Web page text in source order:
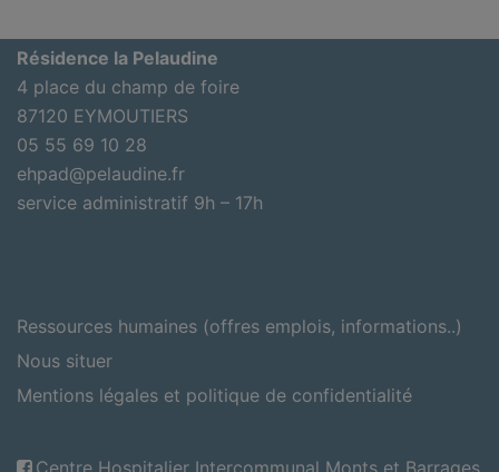
Résidence la Pelaudine
4 place du champ de foire
87120 EYMOUTIERS
05 55 69 10 28
ehpad@pelaudine.fr
service administratif 9h – 17h
Ressources humaines (offres emplois, informations..)
Nous situer
Mentions légales et politique de confidentialité
Centre Hospitalier Intercommunal Monts et Barrages